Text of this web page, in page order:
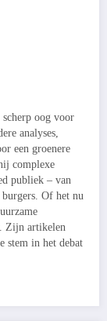
scherp oog voor
analyses,
een groenere
complexe
publiek – van
burgers. Of het nu
Zijn artikelen
stem in het debat